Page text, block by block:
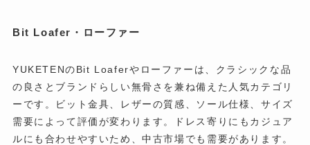
Bit Loafer・ローファー
YUKETENのBit Loaferやローファーは、クラシックな品
の良さとブランドらしい無骨さを兼ね備えた人気カテゴリ
ーです。ビット金具、レザーの質感、ソール仕様、サイズ
需要によって評価が変わります。ドレス寄りにもカジュア
ルにも合わせやすいため、中古市場でも需要があります。